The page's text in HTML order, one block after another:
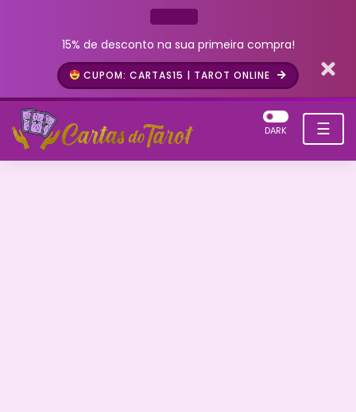
15% de desconto na sua primeira compra!
CUPOM: CARTAS15 | TAROT ONLINE
☰
DARK